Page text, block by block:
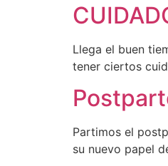
Llega el buen
tener ciertos
Partimos el
su nuevo papel